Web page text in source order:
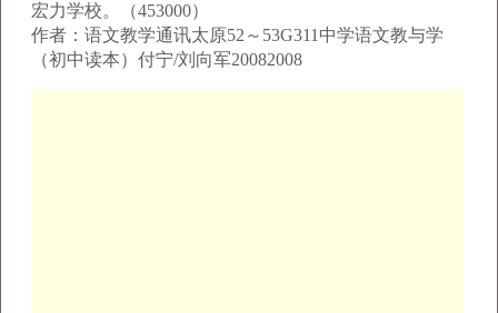
宏力学校。（453000）
作者：语文教学通讯太原52～53G311中学语文教与学
（初中读本）付宁/刘向军20082008